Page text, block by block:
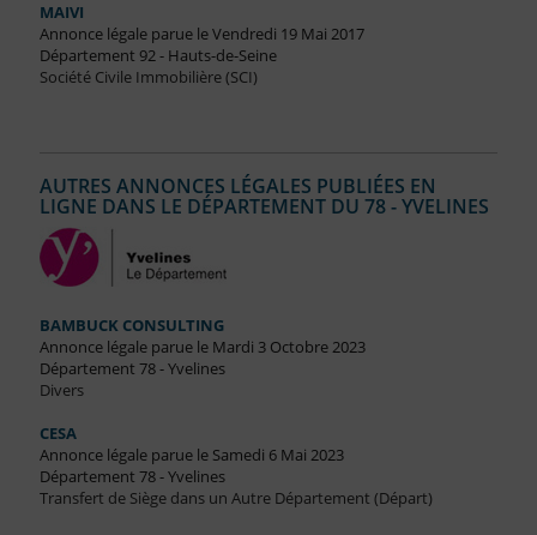
MAIVI
Annonce légale parue le Vendredi 19 Mai 2017
Département 92 - Hauts-de-Seine
Société Civile Immobilière (SCI)
AUTRES ANNONCES LÉGALES PUBLIÉES EN
LIGNE DANS LE DÉPARTEMENT DU 78 - YVELINES
BAMBUCK CONSULTING
Annonce légale parue le Mardi 3 Octobre 2023
Département 78 - Yvelines
Divers
CESA
Annonce légale parue le Samedi 6 Mai 2023
Département 78 - Yvelines
Transfert de Siège dans un Autre Département (Départ)